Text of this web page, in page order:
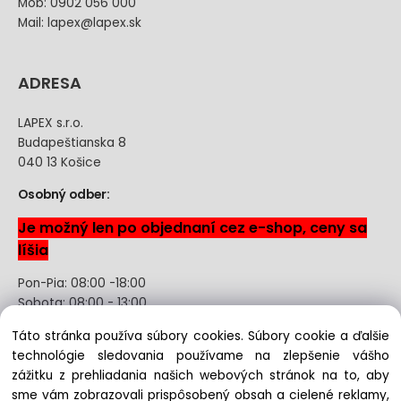
Mail: lapex@lapex.sk
ADRESA
LAPEX s.r.o.
Budapeštianska 8
040 13 Košice
Osobný odber:
Je možný len po objednaní cez e-shop, ceny sa
líšia
Pon-Pia: 08:00 -18:00
Sobota: 08:00 - 13:00
Odstúpenie od kúpnej zmluvy uzavretej na diaľku bez
registrácie
Táto stránka používa súbory cookies. Súbory cookie a ďalšie
technológie sledovania používame na zlepšenie vášho
zážitku z prehliadania našich webových stránok na to, aby
sme vám zobrazovali prispôsobený obsah a cielené reklamy,